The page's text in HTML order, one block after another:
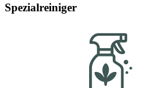
Spezialreiniger